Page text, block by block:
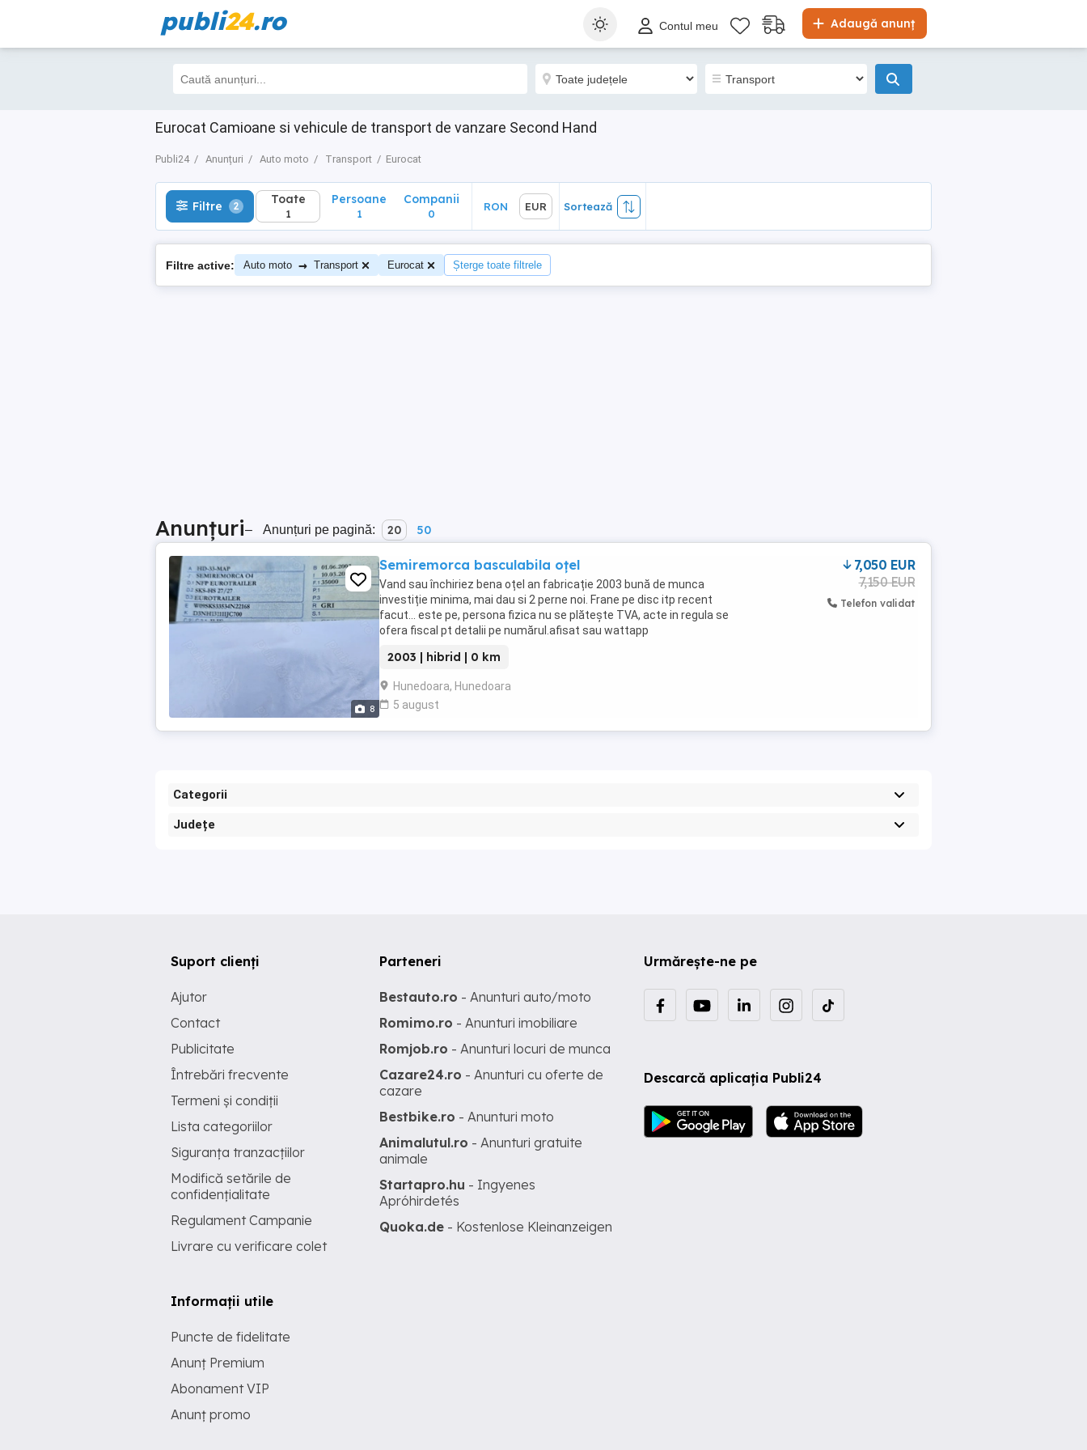
publi24.ro Adaugă anunț
Contul meu
Eurocat Camioane si vehicule de transport de vanzare Second Hand
Publi24 Anunțuri Auto moto Transport Eurocat
Filtre 2 Toate
1
Sortează
Filtre 2 Toate
1
Persoane
1
Companii
0
RON EUR Sortează
Filtre active: Auto moto → Transport Eurocat Șterge toate filtrele
Anunțuri– Anunțuri pe pagină: 20 50
8
Semiremorca basculabila oțel
Vand sau închiriez bena oțel an fabricație 2003 bună de munca
investiție minima, mai dau si 2 perne noi. Frane pe disc itp recent
facut... este pe, persona fizica nu se plătește TVA, acte in regula se
ofera fiscal pt detalii pe numărul.afisat sau wattapp
2003 | hibrid | 0 km
Hunedoara, Hunedoara
5 august
7,050 EUR
7,150 EUR
Telefon validat
Categorii
Județe
Urmărește-ne pe
Descarcă aplicația Publi24
Suport clienți
Ajutor
Contact
Publicitate
Întrebări frecvente
Termeni și condiții
Lista categoriilor
Siguranța tranzacțiilor
Modifică setările de
confidențialitate
Regulament Campanie
Livrare cu verificare colet
Informații utile
Puncte de fidelitate
Anunț Premium
Abonament VIP
Anunț promo
Parteneri
Bestauto.ro - Anunturi auto/moto
Romimo.ro - Anunturi imobiliare
Romjob.ro - Anunturi locuri de munca
Cazare24.ro - Anunturi cu oferte de
cazare
Bestbike.ro - Anunturi moto
Animalutul.ro - Anunturi gratuite
animale
Startapro.hu - Ingyenes
Apróhirdetés
Quoka.de - Kostenlose Kleinanzeigen